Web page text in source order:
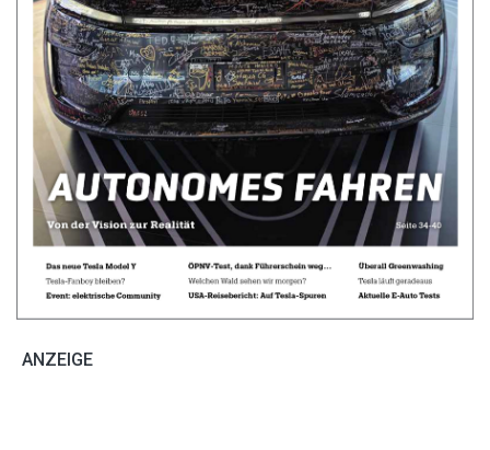
ANZEIGE